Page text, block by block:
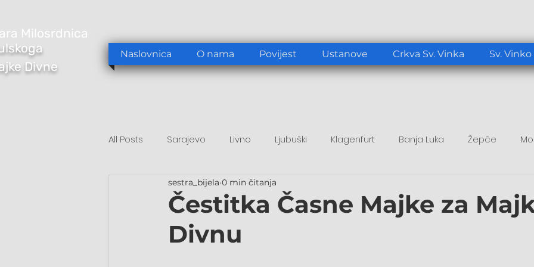
Naslovnica O nama Povijest Ustanove Crkva Sv. Vinka Sv.
Milosrdnica
Divne
All Posts Sarajevo Livno Ljubuški Klagenfurt Banja Luka Žepče
Tomislavgrad Sarajevo/Stup
Čestitka Časne Majke za
Divnu
sestra_bijela 0 min čitanja